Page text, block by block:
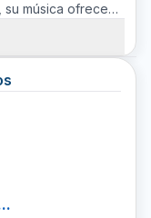
su música ofrece
corazón de los
anhelan su
Compra tus
experiencia en